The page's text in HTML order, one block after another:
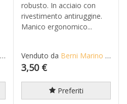
robusto. In acciaio con
rivestimento antiruggine.
Manico ergonomico...
Venduto da Berni Marino di Mario S.n.c.
3,50 €
Preferiti